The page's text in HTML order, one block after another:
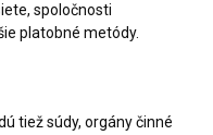
spoločnosti
platobné metódy.
tiež súdy, orgány činné